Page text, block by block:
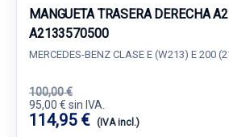
MANGUETA TRASERA DERECHA
A2133570500
MERCEDES-BENZ CLASE E (W213) E 200
100,00 €
95,00 € sin IVA.
114,95 € (IVA incl.)